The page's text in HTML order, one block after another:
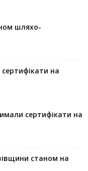
шляхо-
на
сертифікати на
станом на